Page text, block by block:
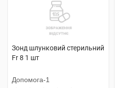
Зонд шлунковий стерильний
Fr 8 1 шт
Допомога-1